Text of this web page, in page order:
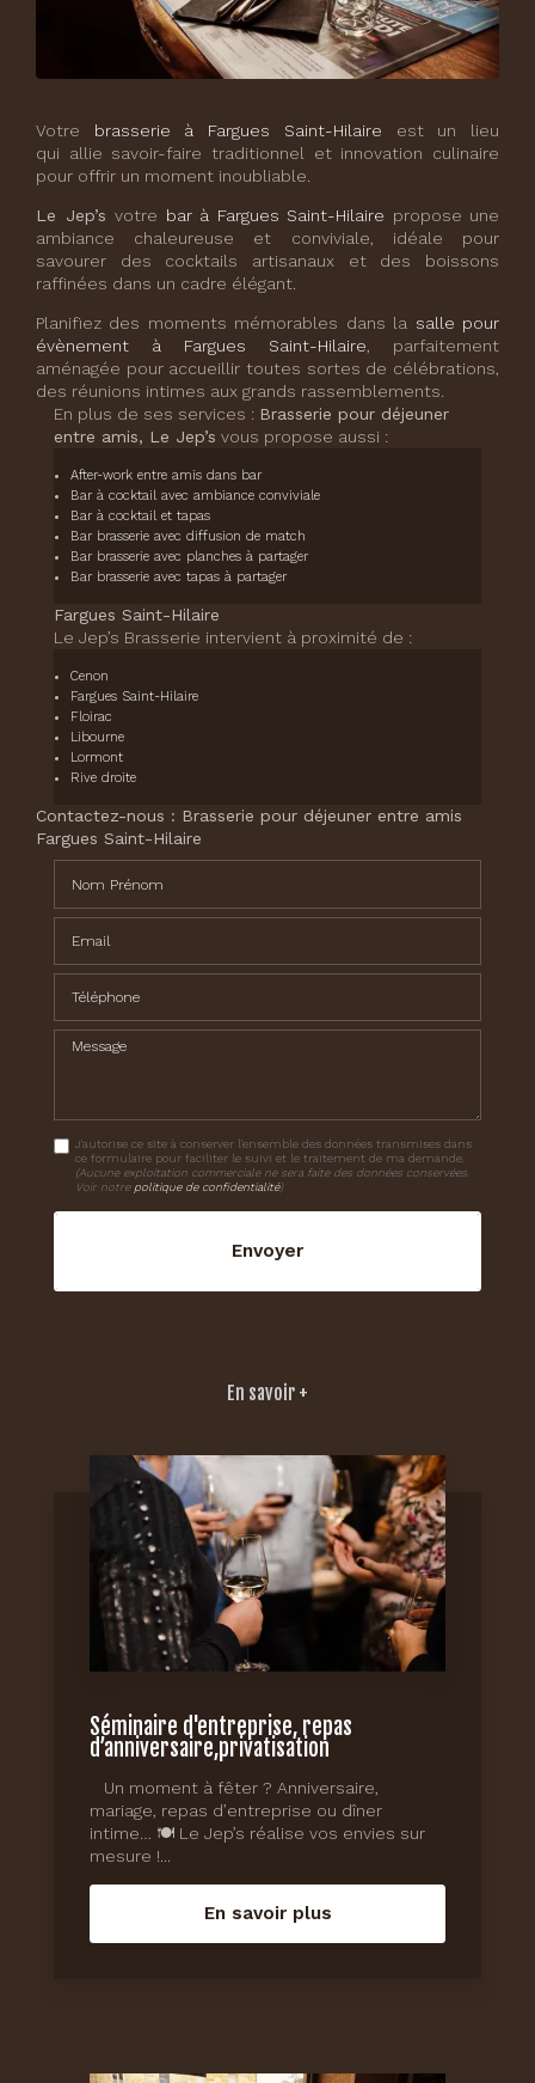
Votre brasserie à Fargues Saint-Hilaire est un lieu
qui allie savoir-faire traditionnel et innovation culinaire
pour offrir un moment inoubliable.
Le Jep’s votre bar à Fargues Saint-Hilaire propose une
ambiance chaleureuse et conviviale, idéale pour
savourer des cocktails artisanaux et des boissons
raffinées dans un cadre élégant.
Planifiez des moments mémorables dans la salle pour
évènement à Fargues Saint-Hilaire , parfaitement
aménagée pour accueillir toutes sortes de célébrations,
des réunions intimes aux grands rassemblements.
En plus de ses services : Brasserie pour déjeuner
entre amis, Le Jep’s vous propose aussi :
After-work entre amis dans bar
Bar à cocktail avec ambiance conviviale
Bar à cocktail et tapas
Bar brasserie avec diffusion de match
Bar brasserie avec planches à partager
Bar brasserie avec tapas à partager
Fargues Saint-Hilaire
Le Jep’s Brasserie intervient à proximité de :
Cenon
Fargues Saint-Hilaire
Floirac
Libourne
Lormont
Rive droite
Contactez-nous : Brasserie pour déjeuner entre amis
Fargues Saint-Hilaire
Message
J'autorise ce site à conserver l'ensemble des données transmises dans
ce formulaire pour faciliter le suivi et le traitement de ma demande.
(Aucune exploitation commerciale ne sera faite des données conservées.
Voir notre politique de confidentialité)
En savoir +
Séminaire d'entreprise, repas
d’anniversaire,privatisation
Un moment à fêter ? Anniversaire,
mariage, repas d’entreprise ou dîner
intime… 🍽️ Le Jep’s réalise vos envies sur
mesure !...
En savoir plus